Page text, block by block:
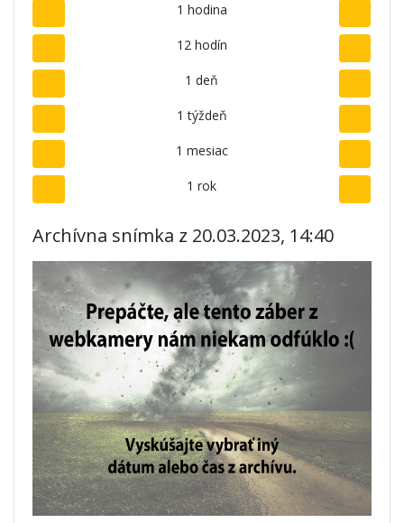
1 hodina
12 hodín
1 deň
1 týždeň
1 mesiac
1 rok
Archívna snímka z 20.03.2023, 14:40